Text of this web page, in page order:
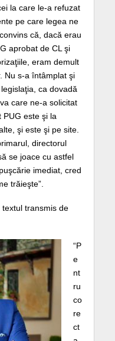
la care le-a refuzat
pe care legea ne
că, dacă erau
aprobat de CL şi
eram demult
Nu s-a întâmplat şi
ca dovadă
care ne-a solicitat
PUG este şi la
şi este şi pe site.
directorul
se joace cu astfel
imediat, cred
trăieşte”.
transmis de
“P
e
nt
ru
co
re
ct